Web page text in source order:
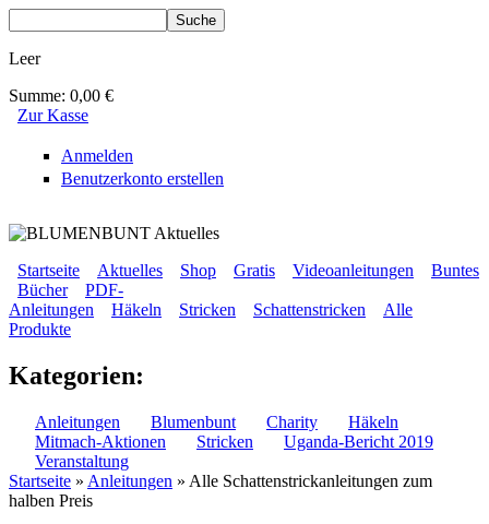
Leer
Summe: 0,00 €
Zur Kasse
Anmelden
Benutzerkonto erstellen
BLUMENBUNT VERLAG
Sekundärmenü
Startseite Aktuelles Shop Gratis Videoanleitungen Buntes
Hauptmenü
Bücher
PDF-
Anleitungen
Häkeln Stricken Schattenstricken
Alle
Produkte
Kategorien:
Anleitungen Blumenbunt Charity
Häkeln
Mitmach-Aktionen
Stricken
Uganda-Bericht 2019
Veranstaltung
Sie sind hier
Startseite » Anleitungen » Alle Schattenstrickanleitungen zum
halben Preis